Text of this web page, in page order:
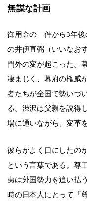
無謀な計画
御用金の一件から3年
の井伊直弼（いいなお
門外の変が起こった。
凄まじく、幕府の権威
者たちが全国で勢いづ
る。渋沢は父親を説得
場に通いながら、変革
彼らがよく口にしたの
という言葉である。尊
夷は外国勢力を追い払
時の日本人にとって「